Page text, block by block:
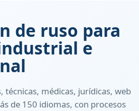
de ruso para
e
técnicas, médicas, jurídicas, web
de 150 idiomas, con procesos